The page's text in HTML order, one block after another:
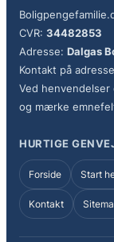
CVR: 34482853
Adresse: Dalgas
Kontakt på
Ved
og mærke
HURTIGE
Forside Start
Kontakt